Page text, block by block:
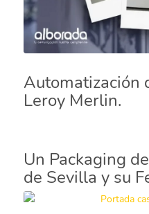
Automatización
Leroy Merlin.
Un Packaging
de Sevilla y su